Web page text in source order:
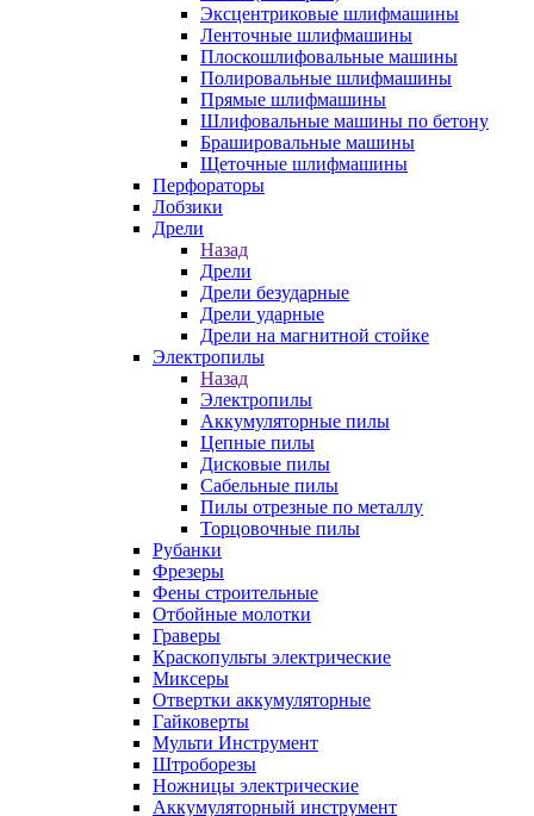
Эксцентриковые шлифмашины
Ленточные шлифмашины
Плоскошлифовальные машины
Полировальные шлифмашины
Прямые шлифмашины
Шлифовальные машины по бетону
Брашировальные машины
Щеточные шлифмашины
Перфораторы
Лобзики
Дрели
Назад
Дрели
Дрели безударные
Дрели ударные
Дрели на магнитной стойке
Электропилы
Назад
Электропилы
Аккумуляторные пилы
Цепные пилы
Дисковые пилы
Сабельные пилы
Пилы отрезные по металлу
Торцовочные пилы
Рубанки
Фрезеры
Фены строительные
Отбойные молотки
Граверы
Краскопульты электрические
Миксеры
Отвертки аккумуляторные
Гайковерты
Мульти Инструмент
Штроборезы
Ножницы электрические
Аккумуляторный инструмент